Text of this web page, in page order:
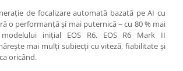
de focalizare automată bazată pe AI cu
o performanţă şi mai puternică – cu 80 % mai
iniţial EOS R6. EOS R6 Mark II
mai mulţi subiecţi cu viteză, fiabilitate şi
oricând.